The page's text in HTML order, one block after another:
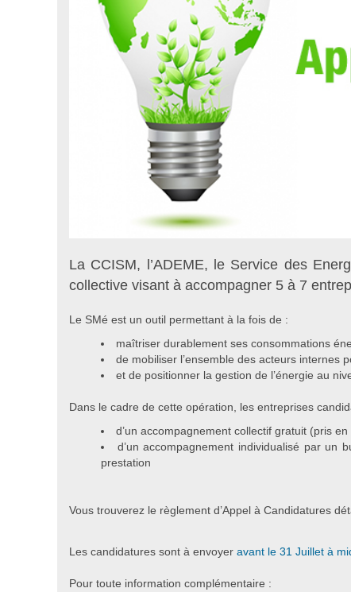
La CCISM, l’ADEME, le Service des
collective visant à accompagner 5 à 7
Le SMé est un outil permettant à la fois de :
maîtriser durablement ses consommations
de mobiliser l’ensemble des acteurs internes
et de positionner la gestion de l’énergie au
Dans le cadre de cette opération, les entreprises
d’un accompagnement collectif gratuit (pris
d’un accompagnement individualisé par un
prestation
Vous trouverez le règlement d’Appel à Candidatures
Les candidatures sont à envoyer avant le 31 Juillet à
Pour toute information complémentaire :